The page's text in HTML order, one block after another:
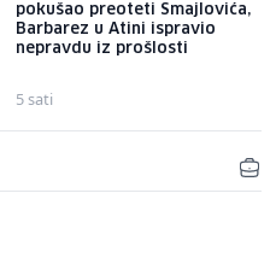
pokušao preoteti Smajlovića,
Barbarez u Atini ispravio
nepravdu iz prošlosti
5 sati